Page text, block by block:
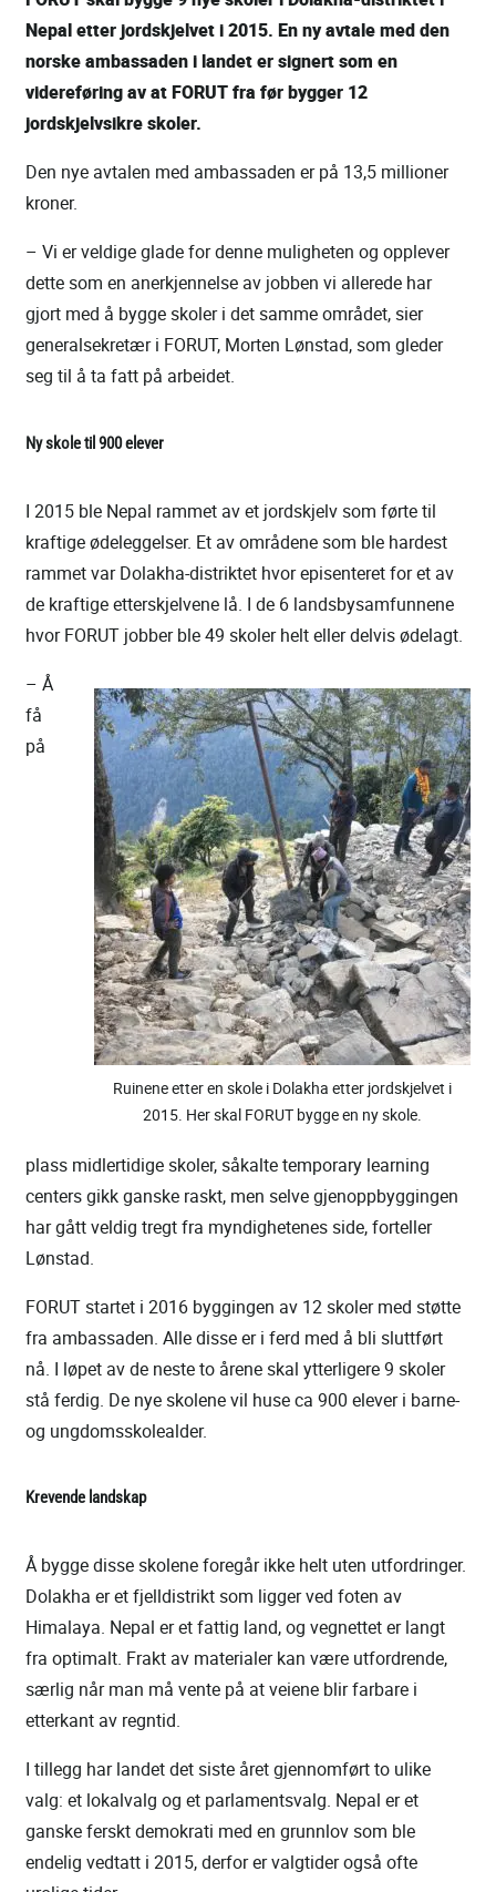
Nepal etter jordskjelvet i 2015. En ny avtale med den
norske ambassaden i landet er signert som en
videreføring av at FORUT fra før bygger 12
jordskjelvsikre skoler.
Den nye avtalen med ambassaden er på 13,5 millioner
kroner.
– Vi er veldige glade for denne muligheten og opplever
dette som en anerkjennelse av jobben vi allerede har
gjort med å bygge skoler i det samme området, sier
generalsekretær i FORUT, Morten Lønstad, som gleder
seg til å ta fatt på arbeidet.
Ny skole til 900 elever
I 2015 ble Nepal rammet av et jordskjelv som førte til
kraftige ødeleggelser. Et av områdene som ble hardest
rammet var Dolakha-distriktet hvor episenteret for et av
de kraftige etterskjelvene lå. I de 6 landsbysamfunnene
hvor FORUT jobber ble 49 skoler helt eller delvis ødelagt.
Ruinene etter en skole i Dolakha etter jordskjelvet i
2015. Her skal FORUT bygge en ny skole.
– Å
få
på
plass midlertidige skoler, såkalte temporary learning
centers gikk ganske raskt, men selve gjenoppbyggingen
har gått veldig tregt fra myndighetenes side, forteller
Lønstad.
FORUT startet i 2016 byggingen av 12 skoler med støtte
fra ambassaden. Alle disse er i ferd med å bli sluttført
nå. I løpet av de neste to årene skal ytterligere 9 skoler
stå ferdig. De nye skolene vil huse ca 900 elever i barne-
og ungdomsskolealder.
Krevende landskap
Å bygge disse skolene foregår ikke helt uten utfordringer.
Dolakha er et fjelldistrikt som ligger ved foten av
Himalaya. Nepal er et fattig land, og vegnettet er langt
fra optimalt. Frakt av materialer kan være utfordrende,
særlig når man må vente på at veiene blir farbare i
etterkant av regntid.
I tillegg har landet det siste året gjennomført to ulike
valg: et lokalvalg og et parlamentsvalg. Nepal er et
ganske ferskt demokrati med en grunnlov som ble
endelig vedtatt i 2015, derfor er valgtider også ofte